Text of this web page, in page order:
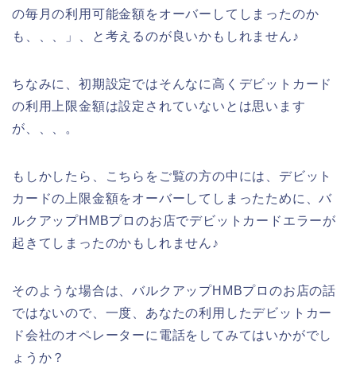
の毎月の利用可能金額をオーバーしてしまったのか
も、、、」、と考えるのが良いかもしれません♪
ちなみに、初期設定ではそんなに高くデビットカード
の利用上限金額は設定されていないとは思います
が、、、。
もしかしたら、こちらをご覧の方の中には、デビット
カードの上限金額をオーバーしてしまったために、バ
ルクアップHMBプロのお店でデビットカードエラーが
起きてしまったのかもしれません♪
そのような場合は、バルクアップHMBプロのお店の話
ではないので、一度、あなたの利用したデビットカー
ド会社のオペレーターに電話をしてみてはいかがでし
ょうか？